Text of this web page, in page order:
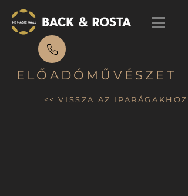
ELŐADÓMŰVÉSZET
<< VISSZA AZ IPARÁGAKHOZ